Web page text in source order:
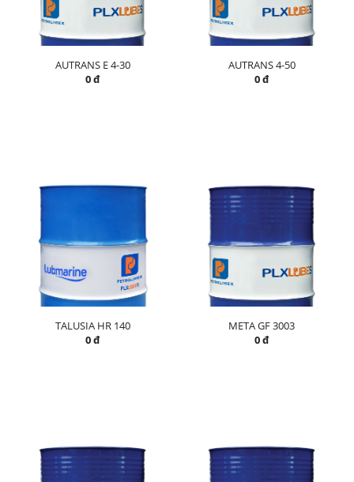
AUTRANS E 4-30
0 đ
AUTRANS 4-50
0 đ
TALUSIA HR 140
0 đ
META GF 3003
0 đ